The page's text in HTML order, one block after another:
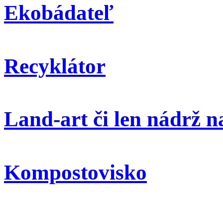
Ekobádateľ
Recyklátor
Land-art či len nádrž
Kompostovisko